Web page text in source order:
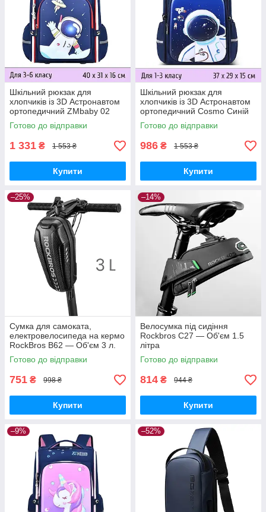
Шкільний рюкзак для
хлопчиків із 3D Астронавтом
ортопедичний ZMbaby 02
Синій — 3-6 клас, висота 40
см
Готово до відправки
1 331 ₴ 1 553 ₴
Купити
Шкільний рюкзак для
хлопчиків із 3D Астронавтом
ортопедичний Cosmo Синій
— 1-3 клас, висота 37 см
Готово до відправки
986 ₴ 1 553 ₴
Купити
–25%
Сумка для самоката,
електровелосипеда на кермо
RockBros B62 — Об'єм 3 л.
28,5×14×11
Готово до відправки
751 ₴ 998 ₴
Купити
–14%
Велосумка під сидіння
Rockbros C27 — Об'єм 1.5
літра
Готово до відправки
814 ₴ 944 ₴
Купити
–9% –52%